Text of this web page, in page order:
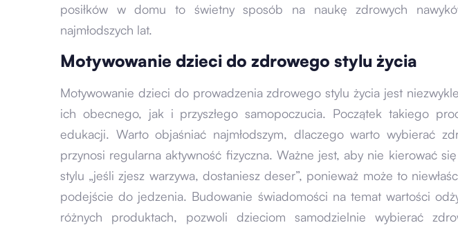
posiłków w domu to świetny sposób na naukę zdrowych
najmłodszych lat.
Motywowanie dzieci do zdrowego stylu życia
Motywowanie dzieci do prowadzenia zdrowego stylu życia jest
ich obecnego, jak i przyszłego samopoczucia. Początek takiego
edukacji. Warto objaśniać najmłodszym, dlaczego warto wybierać
przynosi regularna aktywność fizyczna. Ważne jest, aby nie kierować
stylu „jeśli zjesz warzywa, dostaniesz deser”, ponieważ może to
podejście do jedzenia. Budowanie świadomości na temat wartości
różnych produktach, pozwoli dzieciom samodzielnie wybierać